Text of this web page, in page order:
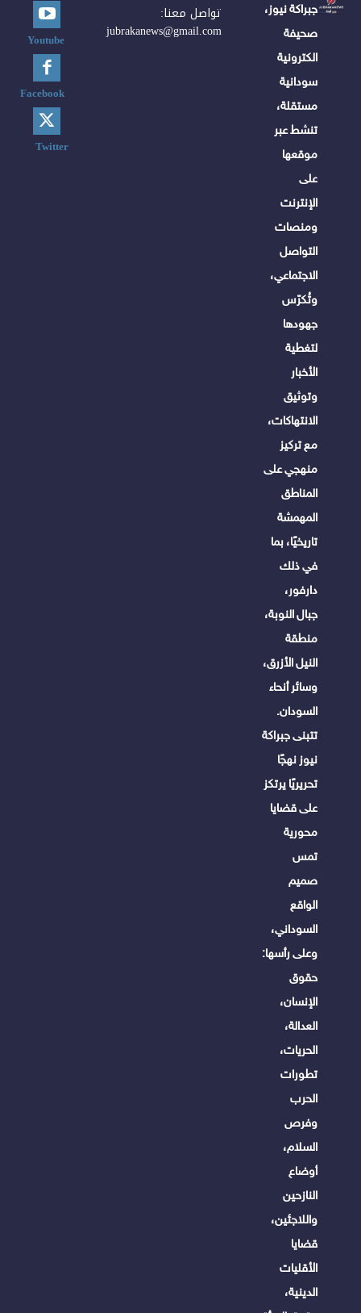
جبراكة نيوز،
صحيفة
الكترونية
سودانية
مستقلة،
تنشط عبر
موقعها
على
الإنترنت
ومنصات
التواصل
الاجتماعي،
وتُكرّس
جهودها
لتغطية
الأخبار
وتوثيق
الانتهاكات،
مع تركيز
منهجي على
المناطق
المهمشة
تاريخيًا، بما
في ذلك
دارفور،
جبال النوبة،
منطقة
النيل الأزرق،
وسائر أنحاء
السودان.
تتبنى جبراكة
نيوز نهجًا
تحريريًا يرتكز
على قضايا
محورية
تمس
صميم
الواقع
السوداني،
وعلى رأسها:
حقوق
الإنسان،
العدالة،
الحريات،
تطورات
الحرب
وفرص
السلام،
أوضاع
النازحين
واللاجئين،
قضايا
الأقليات
الدينية،
تواصل معنا:
jubrakanews@gmail.com
Youtube
Facebook
Twitter